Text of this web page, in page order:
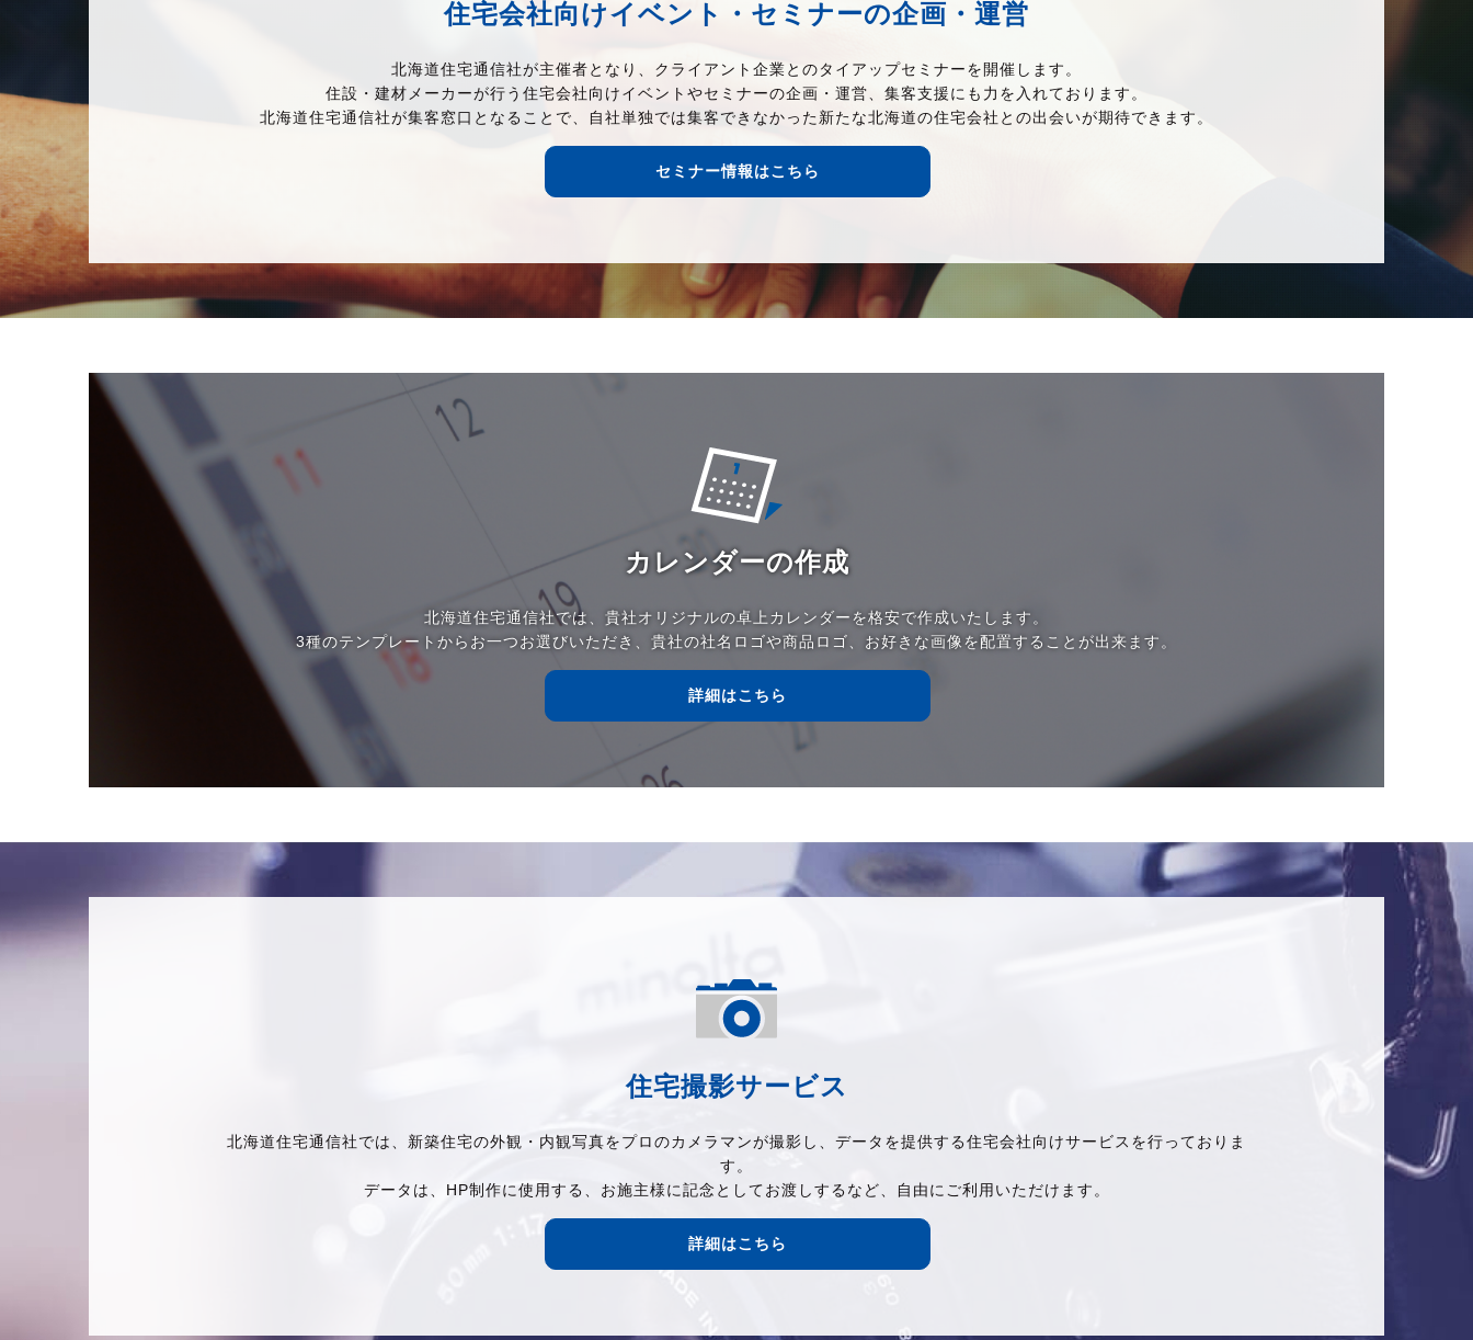
住宅会社向けイベント・セミナーの企画・運営
北海道住宅通信社が主催者となり、クライアント企業とのタイアップセミナーを開催します。
住設・建材メーカーが行う住宅会社向けイベントやセミナーの企画・運営、集客支援にも力を入れております。
北海道住宅通信社が集客窓口となることで、自社単独では集客できなかった新たな北海道の住宅会社との出会いが期待できます。
セミナー情報はこちら
カレンダーの作成
北海道住宅通信社では、貴社オリジナルの卓上カレンダーを格安で作成いたします。
3種のテンプレートからお一つお選びいただき、貴社の社名ロゴや商品ロゴ、お好きな画像を配置することが出来ます。
詳細はこちら
住宅撮影サービス
北海道住宅通信社では、新築住宅の外観・内観写真をプロのカメラマンが撮影し、データを提供する住宅会社向けサービスを行っておりま
す。
データは、HP制作に使用する、お施主様に記念としてお渡しするなど、自由にご利用いただけます。
詳細はこちら